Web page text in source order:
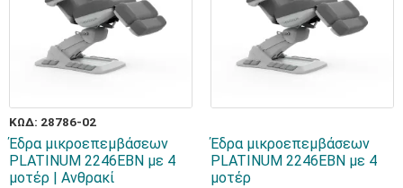
ΚΩΔ: 28786-02
Έδρα μικροεπεμβάσεων
PLATINUM 2246EBN με 4
μοτέρ | Ανθρακί
Έδρα μικροεπεμβάσεων
PLATINUM 2246EBN με 4
μοτέρ